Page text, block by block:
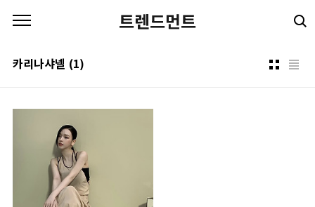
트렌드먼트
카리나샤넬 (1)